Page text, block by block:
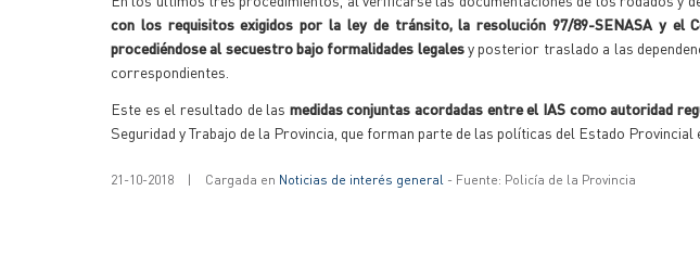
con los requisitos exigidos por la ley de tránsito, la resolución 97/89-SENASA y el
procediéndose al secuestro bajo formalidades legalesy posterior traslado a las
correspondientes.
Este es el resultado de las medidas conjuntas acordadas entre el IAS como autoridad
Seguridad y Trabajo de la Provincia, que forman parte de las políticas del Estado Provincial
21-10-2018 | Cargada en Noticias de interés general - Fuente: Policía de la Provincia